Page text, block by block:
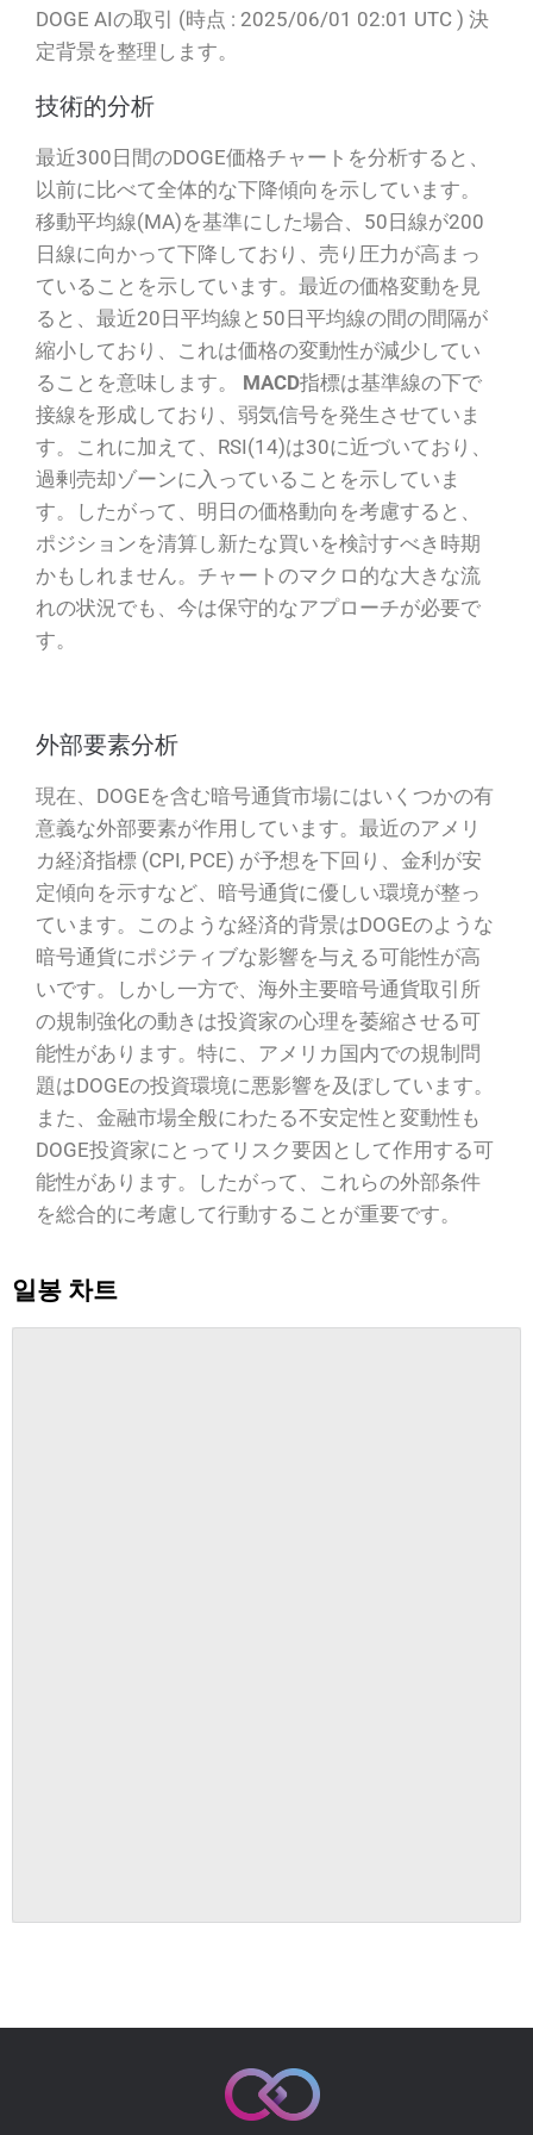
DOGE AIの取引 (時点 : 2025/06/01 02:01 UTC ) 決
定背景を整理します。
技術的分析
最近300日間のDOGE価格チャートを分析すると、
以前に比べて全体的な下降傾向を示しています。
移動平均線(MA)を基準にした場合、50日線が200
日線に向かって下降しており、売り圧力が高まっ
ていることを示しています。最近の価格変動を見
ると、最近20日平均線と50日平均線の間の間隔が
縮小しており、これは価格の変動性が減少してい
ることを意味します。 MACD指標は基準線の下で
接線を形成しており、弱気信号を発生させていま
す。これに加えて、RSI(14)は30に近づいており、
過剰売却ゾーンに入っていることを示していま
す。したがって、明日の価格動向を考慮すると、
ポジションを清算し新たな買いを検討すべき時期
かもしれません。チャートのマクロ的な大きな流
れの状況でも、今は保守的なアプローチが必要で
す。
外部要素分析
現在、DOGEを含む暗号通貨市場にはいくつかの有
意義な外部要素が作用しています。最近のアメリ
カ経済指標 (CPI, PCE) が予想を下回り、金利が安
定傾向を示すなど、暗号通貨に優しい環境が整っ
ています。このような経済的背景はDOGEのような
暗号通貨にポジティブな影響を与える可能性が高
いです。しかし一方で、海外主要暗号通貨取引所
の規制強化の動きは投資家の心理を萎縮させる可
能性があります。特に、アメリカ国内での規制問
題はDOGEの投資環境に悪影響を及ぼしています。
また、金融市場全般にわたる不安定性と変動性も
DOGE投資家にとってリスク要因として作用する可
能性があります。したがって、これらの外部条件
を総合的に考慮して行動することが重要です。
일봉 차트